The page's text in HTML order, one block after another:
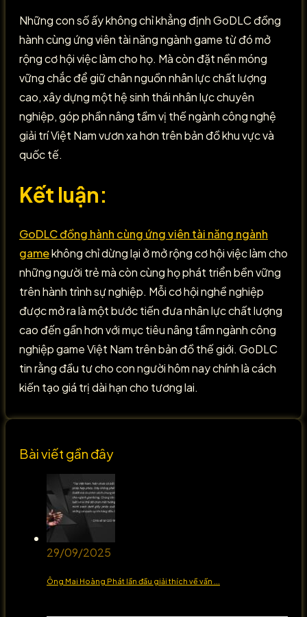
Những con số ấy không chỉ khẳng định GoDLC đồng
hành cùng ứng viên tài năng ngành game từ đó mở
rộng cơ hội việc làm cho họ. Mà còn đặt nền móng
vững chắc để giữ chân nguồn nhân lực chất lượng
cao, xây dựng một hệ sinh thái nhân lực chuyên
nghiệp, góp phần nâng tầm vị thế ngành công nghệ
giải trí Việt Nam vươn xa hơn trên bản đồ khu vực và
quốc tế.
Kết luận:
GoDLC đồng hành cùng ứng viên tài năng ngành
gamekhông chỉ dừng lại ở mở rộng cơ hội việc làm cho
những người trẻ mà còn cùng họ phát triển bền vững
trên hành trình sự nghiệp. Mỗi cơ hội nghề nghiệp
được mở ra là một bước tiến đưa nhân lực chất lượng
cao đến gần hơn với mục tiêu nâng tầm ngành công
nghiệp game Việt Nam trên bản đồ thế giới. GoDLC
tin rằng đầu tư cho con người hôm nay chính là cách
kiến tạo giá trị dài hạn cho tương lai.
Bài viết gần đây
29/09/2025
Ông Mai Hoàng Phát lần đầu giải thích về vấn ...